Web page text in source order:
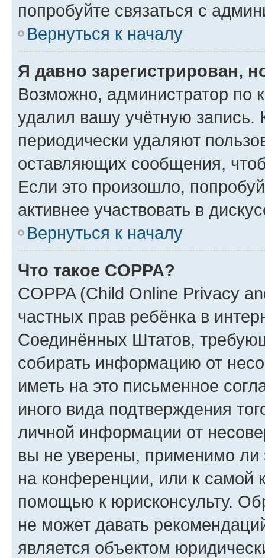
попробуйте связаться с
Вернуться к началу
Я давно зарегистрирован,
Возможно, администратор по
удалил вашу учётную запись.
периодически удаляют
оставляющих сообщения,
Если это произошло,
активнее участвовать в
Вернуться к началу
Что такое COPPA?
COPPA (Child Online Privacy
частных прав ребёнка в
Соединённых Штатов,
собирать информацию от
иметь на это письменное
иного вида подтверждения
личной информации от
вы не уверены, применимо ли
на конференции, или к самой
помощью к юрисконсульту.
не может давать
является объектом